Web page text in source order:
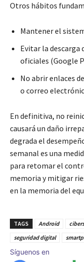
Otros hábitos
Mantener el
Evitar la descarga
oficiales (Google
No abrir enlaces
o correo
En definitiva, no
causará un daño
degrada el
semanal es una
para retomar el
memoria y mitigar
en la memoria del
TAGS Android
seguridad digital
Síguenos en